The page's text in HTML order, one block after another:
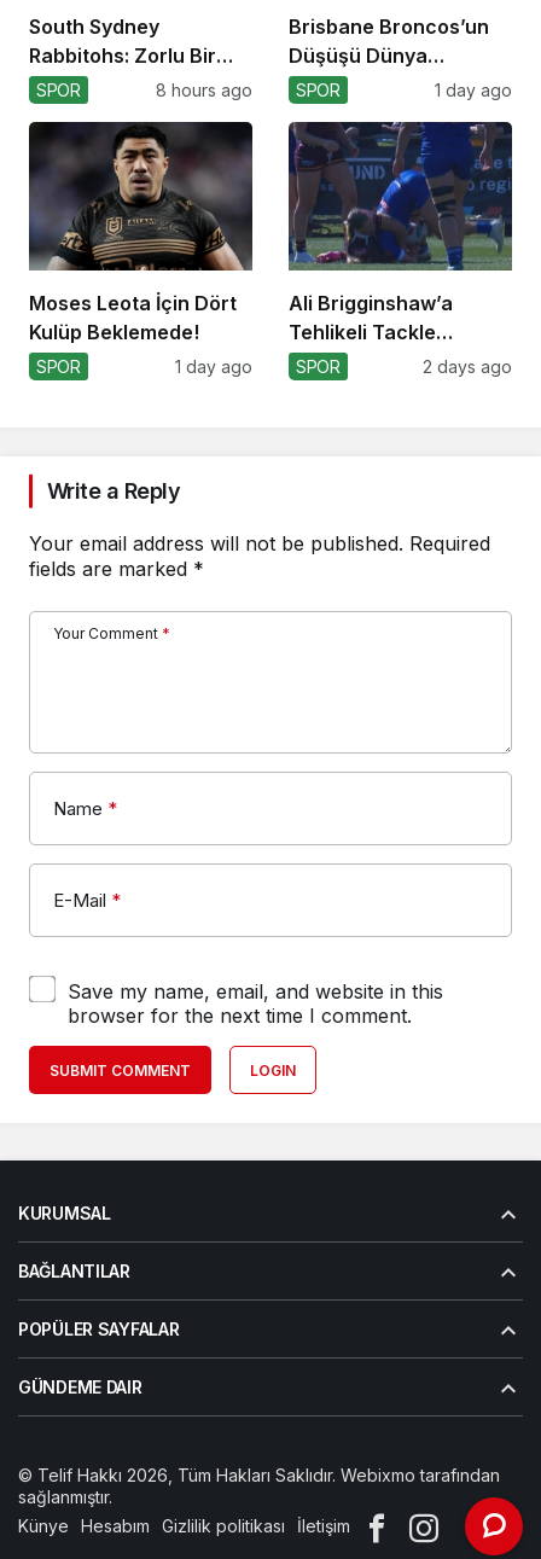
South Sydney
Rabbitohs: Zorlu Bir
Off-Season Bekliyor
SPOR 8 hours ago
Brisbane Broncos’un
Düşüşü Dünya
Kupası’nı Etkiler mi?
SPOR 1 day ago
Moses Leota İçin Dört
Kulüp Beklemede!
SPOR 1 day ago
Ali Brigginshaw’a
Tehlikeli Tackle
Nedeniyle Ceza!
SPOR 2 days ago
Write a Reply
Your email address will not be published. Required
fields are marked *
Your Comment *
Name *
E-Mail *
Save my name, email, and website in this
browser for the next time I comment.
SUBMIT COMMENT LOGIN
KURUMSAL
BAĞLANTILAR
POPÜLER SAYFALAR
GÜNDEME DAIR
© Telif Hakkı 2026, Tüm Hakları Saklıdır. Webixmo tarafından
sağlanmıştır.
Künye
Hesabım Gizlilik politikası İletişim